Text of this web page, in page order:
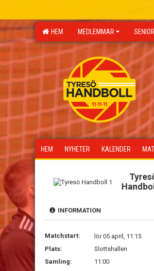
HEM MEDLEMMAR SENIOR
HEM NYHETER KALENDER
INFORMATION
Matchstart:
lör 05 april, 11:15
Plats:
Slottshallen
Samling:
11:00